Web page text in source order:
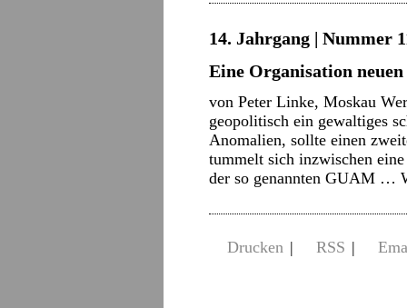
14. Jahrgang | Nummer
Eine Organisation neuen
von Peter Linke, Moskau
geopolitisch ein gewaltiges
Anomalien, sollte einen
tummelt sich inzwischen
der so genannten GUAM …
Drucken | RSS |